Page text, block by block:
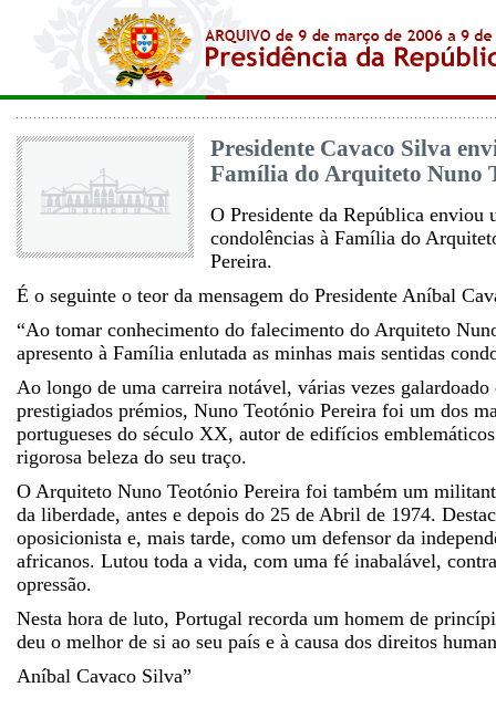
Presidente Cavaco Silva
Família do Arquiteto Nuno
O Presidente da República enviou
condolências à Família do
Pereira.
É o seguinte o teor da mensagem do Presidente Aníbal
“Ao tomar conhecimento do falecimento do Arquiteto
apresento à Família enlutada as minhas mais sentidas
Ao longo de uma carreira notável, várias vezes galardoado
prestigiados prémios, Nuno Teotónio Pereira foi um dos
portugueses do século XX, autor de edifícios
rigorosa beleza do seu traço.
O Arquiteto Nuno Teotónio Pereira foi também um
da liberdade, antes e depois do 25 de Abril de 1974.
oposicionista e, mais tarde, como um defensor da
africanos. Lutou toda a vida, com uma fé inabalável,
opressão.
Nesta hora de luto, Portugal recorda um homem de
deu o melhor de si ao seu país e à causa dos direitos
Aníbal Cavaco Silva”